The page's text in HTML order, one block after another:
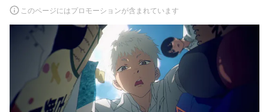
このページにはプロモーションが含まれています